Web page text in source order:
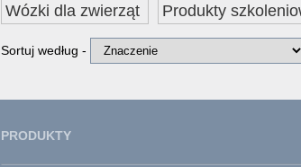
Wózki dla zwierząt
Produkty
Sortuj według -
PRODUKTY